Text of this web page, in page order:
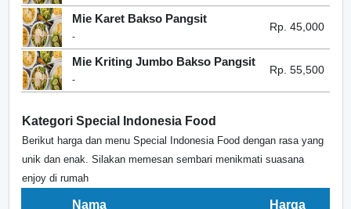
Mie Karet Bakso Pangsit
-
Rp. 45,000
Mie Kriting Jumbo Bakso Pangsit
-
Rp. 55,500
Kategori Special Indonesia Food
Berikut harga dan menu Special Indonesia Food dengan rasa yang
unik dan enak. Silakan memesan sembari menikmati suasana
enjoy di rumah
Nama Harga